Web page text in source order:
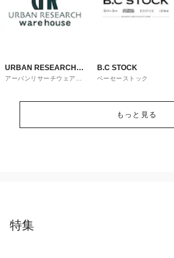
URBAN RESEARCH
ware house
アーバンリサーチウェアハ
B.C STOCK
ベーセーストック
もっと見る
特集